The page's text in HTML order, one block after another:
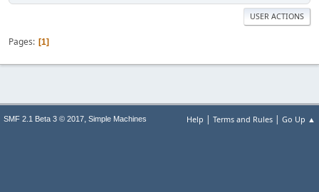
USER ACTIONS
Pages 1
Help | Terms and Rules | Go Up ▲
SMF 2.1 Beta 3 © 2017, Simple Machines